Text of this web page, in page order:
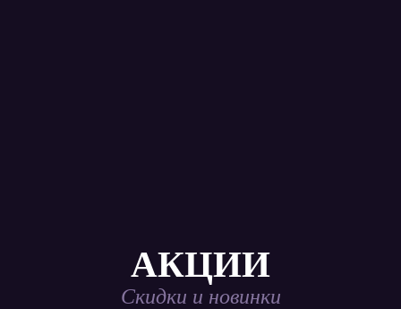
АКЦИИ
Скидки и новинки